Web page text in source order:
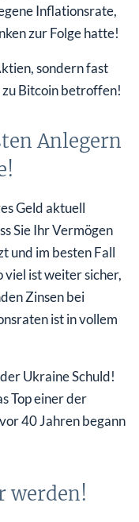
die Rechnung
die Aufgabe erledigt
Inflationsrate,
zur Folge hatte!
sondern fast
zu Bitcoin betroffen!
Anlegern
Geld aktuell
Sie Ihr Vermögen
und im besten Fall
viel ist weiter sicher,
Zinsen bei
ist in vollem
Ukraine Schuld!
Top einer der
40 Jahren begann
werden!